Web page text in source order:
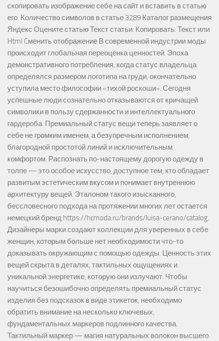
скопировать изображение себе на сайт и вставить в статью
его. Количество символов в статье 3289 Каталог размещения
Яндекс Оцените статью Текст статьи: Копировать: Текст или
Html Cменить отображение В современной индустрии моды
происходит глобальная переоценка ценностей. Эпоха
демонстративного потребления, когда статус владельца
определялся размером логотипа на груди, окончательно
уступила место философии «тихой роскоши». Сегодня
успешные люди сознательно отказываются от кричащей
символики в пользу сдержанности и интеллектуального
гардероба. Премиальный статус вещи теперь заявляет о
себе не громким именем, а безупречным исполнением,
благородной простотой линий и исключительным
комфортом. Распознать по-настоящему дорогую одежду в
толпе — это особое искусство, доступное тем, кто обладает
развитым эстетическим вкусом и понимает внутреннюю
архитектуру вещей. Эталоном такого изысканного,
бессловесного подхода на протяжении многих лет остается
немецкий бренд https://hcmoda.ru/brands/luisa-cerano/catalog.
Дизайнеры марки создают коллекции для уверенных в себе
женщин, которым больше нет необходимости что-то
доказывать окружающим с помощью одежды. Ценность этих
вещей скрыта в деталях, тактильных ощущениях и
уникальной энергетике, которую они излучают. Чтобы
научиться безошибочно определять премиальный статус
изделия без подсказок в виде этикеток, необходимо
обратить внимание на несколько ключевых,
фундаментальных маркеров подлинного качества.
Тактильный маркер — магия натуральных волокон высшего